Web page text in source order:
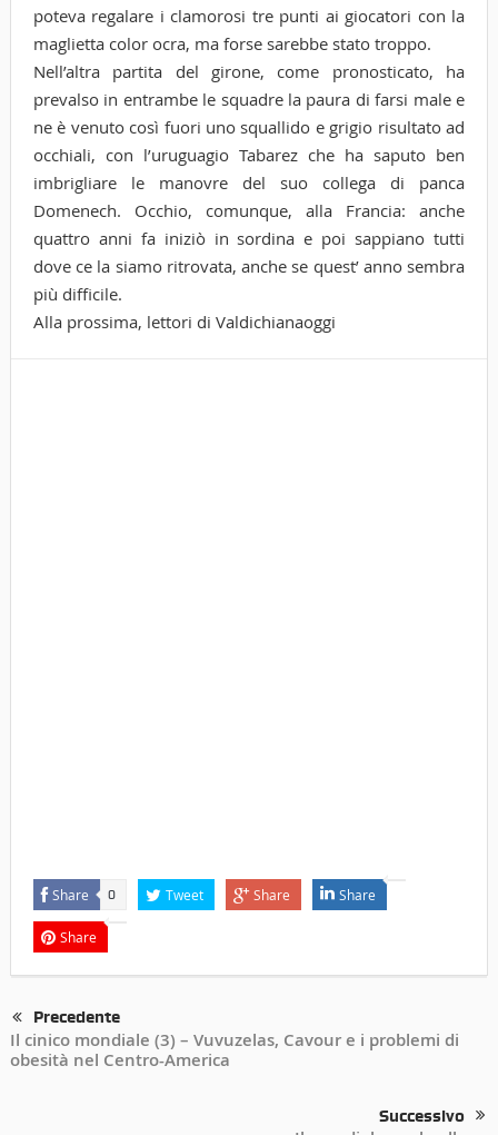
poteva regalare i clamorosi tre punti ai giocatori con la
maglietta color ocra, ma forse sarebbe stato troppo.
Nell’altra partita del girone, come pronosticato, ha
prevalso in entrambe le squadre la paura di farsi male e
ne è venuto così fuori uno squallido e grigio risultato ad
occhiali, con l’uruguagio Tabarez che ha saputo ben
imbrigliare le manovre del suo collega di panca
Domenech. Occhio, comunque, alla Francia: anche
quattro anni fa iniziò in sordina e poi sappiano tutti
dove ce la siamo ritrovata, anche se quest’ anno sembra
più difficile.
Alla prossima, lettori di Valdichianaoggi
Share 0 Tweet Share Share
Share
Precedente
Il cinico mondiale (3) – Vuvuzelas, Cavour e i problemi di
obesità nel Centro-America
Successivo